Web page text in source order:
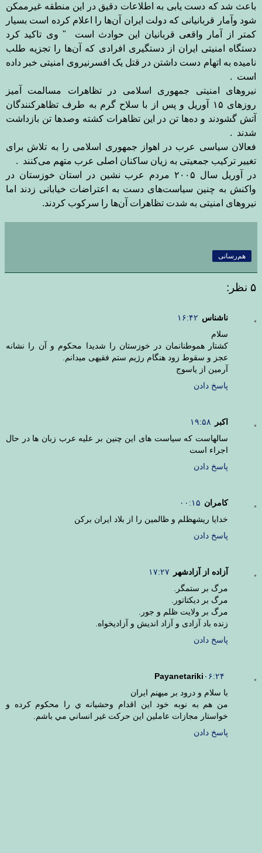
باعث شد که دست یابی به اطلاعات دقیق در این منطقه غیرممکن
شود وآمار قربانیانی که دولت ایران آن‌ها را اعلام کرده است بسیار
کمتر از آمار واقعی قربانیان این حوادث است
" وی تاکید کرد
دستگاه امنیتی ایران از دستگیری افرادی که آن‌ها را تجزیه طلب
نامیده به اتهام دست داشتن در قتل یک افسرنیروی امنیتی خبر داده
است .
نیروهای امنیتی جمهوری اسلامی در تظاهرات مسالمت آمیز
روزهای ۱۵ آوریل و پس از با سلاح گرم به طرف تظاهرکنندگان
آتش گشودند و ده‌ها تن در این تظاهرات کشته وصد‌ها تن بازداشت
شدند .
فعالان سیاسی عرب در اهواز جمهوری اسلامی را به تلاش برای
تغییر ترکیب جمعیتی به زیان ساکنان اصلی عرب متهم می‌کنند .
در آوریل سال ۲۰۰۵ مردم عرب نشین در استان خوزستان در
واکنش به چنین سیاست‌های دست به اعتراضات خیابانی زدند اما
نیروهای امنیتی به شدت تظاهرات آن‌ها را سرکوب کردند.
هم‌رسانی
۵ نظر:
ناشناس ۱۶:۴۲
سلام
کشتار هموطنانمان در خوزستان را شدیدا محکوم و آن را نشانه
عجز و سقوط زود هنگام رژیم ستم فقیهی میدانم.
آرمین از یاسوج
پاسخ دادن
اکبر
۱۹:۵۸
سالهاست که سیاست های این چنین بر علیه عرب زبان ها در حال
اجراء است
پاسخ دادن
کامران ۰۰:۱۵
خدایا ریشهظلم و ظالمین را از بلاد ایران برکن
پاسخ دادن
آزاده از آزادشهر
۱۷:۲۷
مرگ بر ستمگر.
مرگ بر دیکتاتور.
مرگ بر ولایت ظلم و جور.
زنده باد آزادی و آزاد اندیش و آزادیخواه.
پاسخ دادن
Payanetariki ۰۶:۲۴
با سلام و درود بر ميهنم ايران
من هم به نوبه خود اين اقدام وحشيانه ي را محكوم كرده و
خواستار مجازات عاملين اين حركت غير انساني مي باشم.
پاسخ دادن